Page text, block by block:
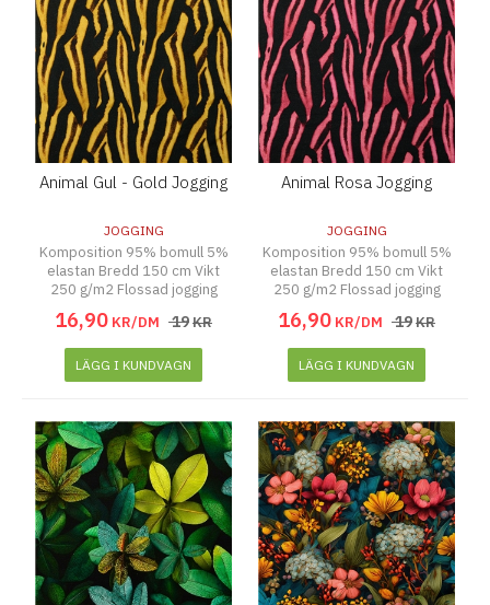
Animal Gul - Gold Jogging
JOGGING
Komposition 95% bomull 5%
elastan Bredd 150 cm Vikt
250 g/m2 Flossad jogging
16,90 KR/DM 19KR
LÄGG I KUNDVAGN
Animal Rosa Jogging
JOGGING
Komposition 95% bomull 5%
elastan Bredd 150 cm Vikt
250 g/m2 Flossad jogging
16,90 KR/DM 19KR
LÄGG I KUNDVAGN